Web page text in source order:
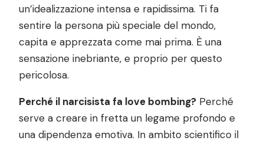
un’idealizzazione intensa e rapidissima. Ti fa
sentire la persona più speciale del mondo,
capita e apprezzata come mai prima. È una
sensazione inebriante, e proprio per questo
pericolosa.
Perché il narcisista fa love bombing? Perché
serve a creare in fretta un legame profondo e
una dipendenza emotiva. In ambito scientifico il